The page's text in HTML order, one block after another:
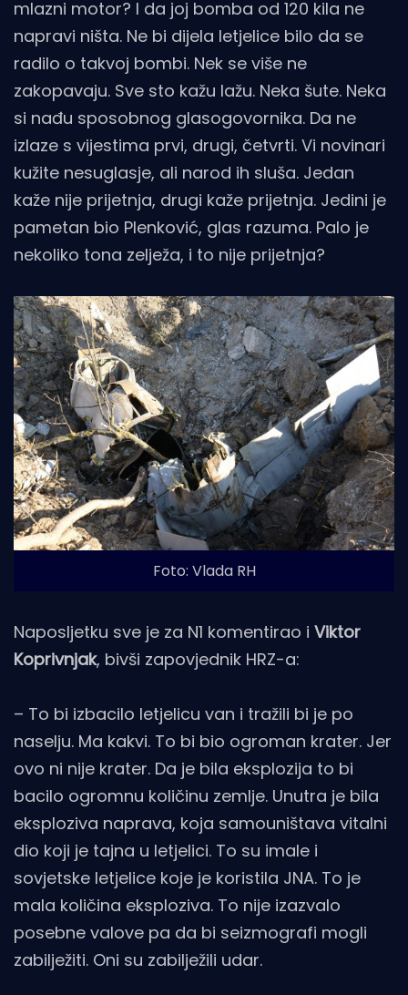
mlazni motor? I da joj bomba od 120 kila ne
napravi ništa. Ne bi dijela letjelice bilo da se
radilo o takvoj bombi. Nek se više ne
zakopavaju. Sve sto kažu lažu. Neka šute. Neka
si nađu sposobnog glasogovornika. Da ne
izlaze s vijestima prvi, drugi, četvrti. Vi novinari
kužite nesuglasje, ali narod ih sluša. Jedan
kaže nije prijetnja, drugi kaže prijetnja. Jedini je
pametan bio Plenković, glas razuma. Palo je
nekoliko tona zelježa, i to nije prijetnja?
Foto: Vlada RH
Naposljetku sve je za N1 komentirao i Viktor
Koprivnjak, bivši zapovjednik HRZ-a:
– To bi izbacilo letjelicu van i tražili bi je po
naselju. Ma kakvi. To bi bio ogroman krater. Jer
ovo ni nije krater. Da je bila eksplozija to bi
bacilo ogromnu količinu zemlje. Unutra je bila
eksploziva naprava, koja samouništava vitalni
dio koji je tajna u letjelici. To su imale i
sovjetske letjelice koje je koristila JNA. To je
mala količina eksploziva. To nije izazvalo
posebne valove pa da bi seizmografi mogli
zabilježiti. Oni su zabilježili udar.